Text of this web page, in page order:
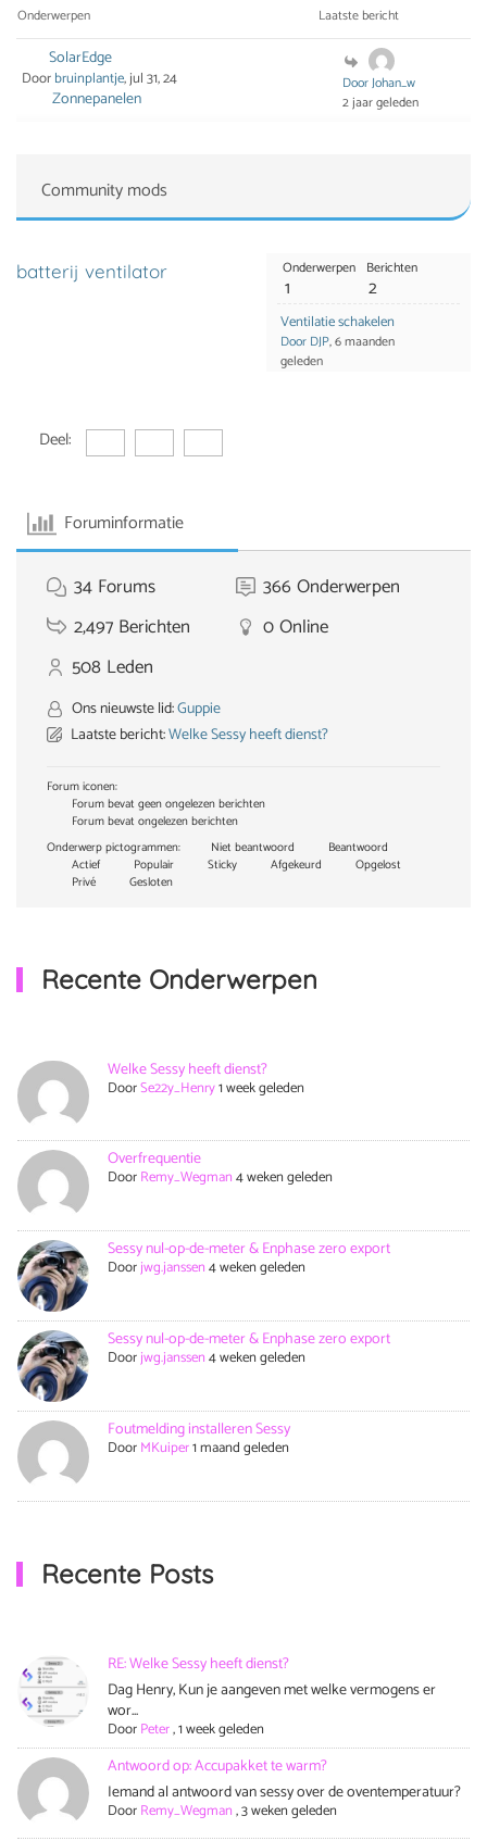
Onderwerpen Laatste bericht
SolarEdge
Doorbruinplantje, jul 31, 24
Zonnepanelen
Door Johan_w
2 jaar geleden
Community mods
batterij ventilator Onderwerpen
1
Berichten
2
Ventilatie schakelen
Door DJP, 6 maanden
geleden
Deel:
Foruminformatie
34 Forums 366 Onderwerpen
2,497 Berichten 0Online
508 Leden
Ons nieuwste lid:Guppie
Laatste bericht:Welke Sessy heeft dienst?
Forum iconen:
Forum bevat geen ongelezen berichten
Forum bevat ongelezen berichten
Onderwerp pictogrammen:
Niet beantwoord
Beantwoord
Actief
Populair Sticky Afgekeurd
Opgelost
Privé
Gesloten
Recente Onderwerpen
Welke Sessy heeft dienst?
DoorSe22y_Henry1 week geleden
Overfrequentie
DoorRemy_Wegman 4 weken geleden
Sessy nul-op-de-meter & Enphase zero export
Doorjwg.janssen 4 weken geleden
Sessy nul-op-de-meter & Enphase zero export
Doorjwg.janssen 4 weken geleden
Foutmelding installeren Sessy
DoorMKuiper1 maand geleden
Recente Posts
RE: Welke Sessy heeft dienst?
Dag Henry, Kun je aangeven met welke vermogens er
wor...
DoorPeter,1 week geleden
Antwoord op: Accupakket te warm?
Iemand al antwoord van sessy over de oventemperatuur?
DoorRemy_Wegman,3 weken geleden